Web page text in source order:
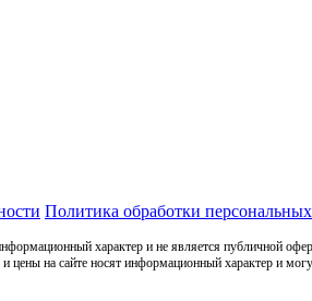
Политика обработки
характер и не является публичной
на сайте носят информационный характер и